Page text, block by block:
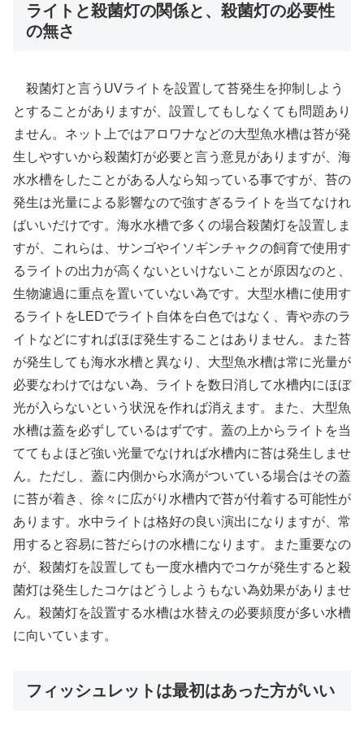
ライトと殺菌灯の関係と、殺菌灯の必要性
の無さ
殺菌灯と言うUVライトを設置して苔発生を抑制しよう
とすることがありますが、設置してもしなくても問題あり
ません。ネット上ではアロワナなどの大型魚水槽は苔が発
生しやすいから殺菌灯が必要と言う意見がありますが、海
水水槽をしたことがある人なら知っている事ですが、苔の
発生は光量による影響なので強すぎるライトを当てなけれ
ばいいだけです。海水水槽で多くの場合殺菌灯を設置しま
すが、これらは、サンゴやイソギンチャクの飼育で使用す
るライトの出力が高くないといけないことが原因なのと、
生物濾過に重点を置いていない為です。大型水槽に使用す
るライトをLEDでライト自体を白色ではなく、青や赤のラ
イトなどにすればほぼ発生することはありません。また苔
が発生しても海水水槽と異なり、大型魚水槽は常に光量が
必要なわけではない為、ライトを数日消して水槽内にほぼ
光が入らないという状況を作れば消えます。また、大型魚
水槽は蓋を必ずしているはずです。蓋の上からライトを当
ててもよほど強い光量でなければ水槽内に苔は発生しませ
ん。ただし、蓋に内側から水滴がついている場合はその蓋
に苔が着き、徐々に広がり水槽内で苔が付着する可能性が
あります。水中ライトは格好の良い演出になりますが、常
用すると容易に苔だらけの水槽になります。また重要なの
が、殺菌灯を設置しても一度水槽内でコケが発生すると殺
菌灯は発生したコケはどうしようもない為効果がありませ
ん。殺菌灯を設置する水槽は水替えの必要頻度が多い水槽
に向いています。
フィッシュレットは最初はあった方がいい